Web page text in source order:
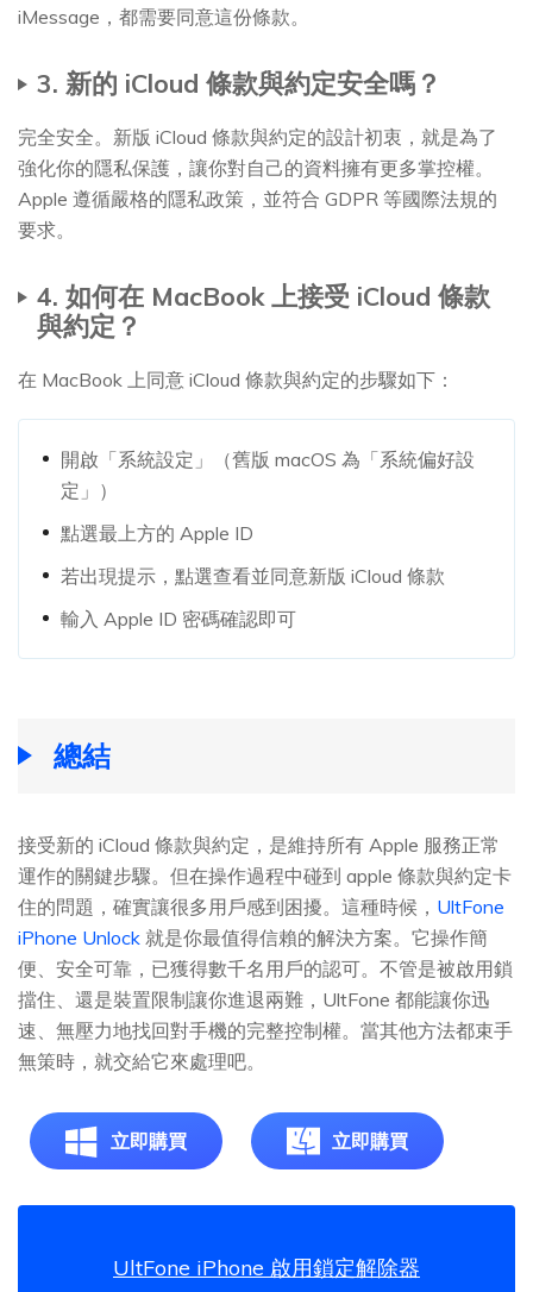
iMessage，都需要同意這份條款。
3. 新的 iCloud 條款與約定安全嗎？
完全安全。新版 iCloud 條款與約定的設計初衷，就是為了
強化你的隱私保護，讓你對自己的資料擁有更多掌控權。
Apple 遵循嚴格的隱私政策，並符合 GDPR 等國際法規的
要求。
4. 如何在 MacBook 上接受 iCloud 條款
與約定？
在 MacBook 上同意 iCloud 條款與約定的步驟如下：
開啟「系統設定」（舊版 macOS 為「系統偏好設
定」）
點選最上方的 Apple ID
若出現提示，點選查看並同意新版 iCloud 條款
輸入 Apple ID 密碼確認即可
總結
接受新的 iCloud 條款與約定，是維持所有 Apple 服務正常
運作的關鍵步驟。但在操作過程中碰到 apple 條款與約定卡
住的問題，確實讓很多用戶感到困擾。這種時候， UltFone
iPhone Unlock 就是你最值得信賴的解決方案。它操作簡
便、安全可靠，已獲得數千名用戶的認可。不管是被啟用鎖
擋住、還是裝置限制讓你進退兩難，UltFone 都能讓你迅
速、無壓力地找回對手機的完整控制權。當其他方法都束手
無策時，就交給它來處理吧。
立即購買 立即購買
UltFone iPhone 啟用鎖定解除器